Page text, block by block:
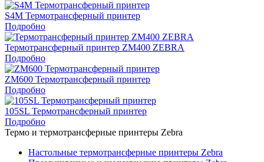
S4M Термотрансферный принтер
Подробно
Термотрансферный принтер ZM400 ZEBRA
Подробно
ZM600 Термотрансферный принтер
Подробно
105SL Термотрансферный принтер
Подробно
Термо и термотрансферные принтеры Zebra
Настольные термотрансферные принтеры Zebra